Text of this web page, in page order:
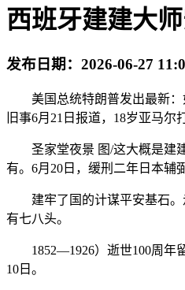
西班牙建建大
发布日期： 2026-06-27
美国总统特朗普发出最新：
旧事6月21日报道，18岁亚马
圣家堂夜景 图/这大概是建建
有。6月20日，缓刑二年日本辅
建牢了国的计谋平安基石。走
有七八头。
1852—1926）逝世100周年留
10日。